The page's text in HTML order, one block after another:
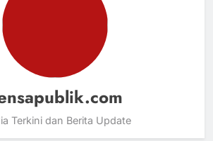
Terkini dan Berita Update